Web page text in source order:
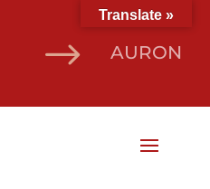
$ AURON
Translate »